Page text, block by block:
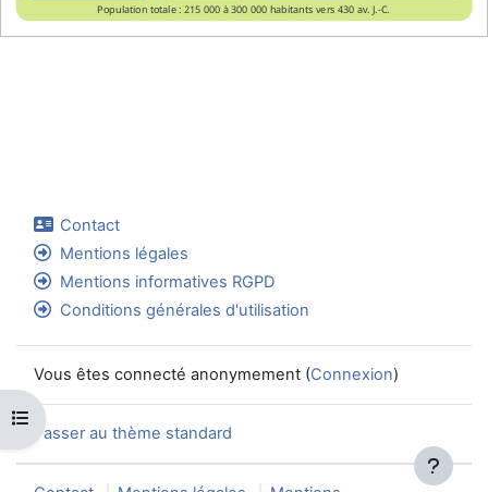
Ouvrir l’index du cours
Population totale : 215 000 à 300 000 habitants vers 430 av. J.-C.
Contact
Mentions légales
Mentions informatives RGPD
Conditions générales d'utilisation
Vous êtes connecté anonymement (Connexion)
Passer au thème standard